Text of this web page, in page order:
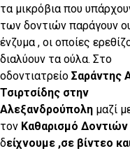
τα μικρόβια που
των δοντιών παράγουν
ένζυμα , οι οποίες
διαλύουν τα ούλα. Στο
οδοντιατρείο Σαράντης
Τσιρτσίδης στην
Αλεξανδρούπολη μαζί
τον Καθαρισμό Δοντιών
δείχνουμε ,σε βίντεο